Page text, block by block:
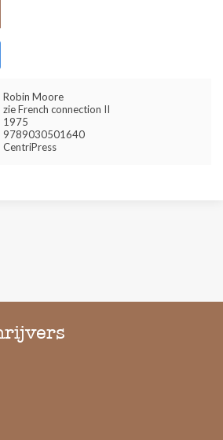
Robin Moore
zie French connection II
1975
9789030501640
CentriPress